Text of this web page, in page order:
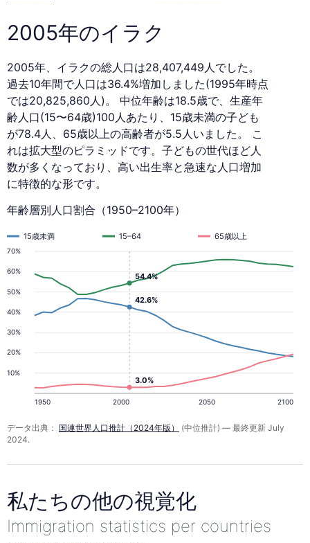
2005年のイラク
2005年、イラクの総人口は28,407,449人でした。
過去10年間で人口は36.4%増加しました(1995年時点
では20,825,860人)。 中位年齢は18.5歳で、生産年
齢人口(15〜64歳)100人あたり、15歳未満の子ども
が78.4人、65歳以上の高齢者が5.5人いました。 こ
れは拡大型のピラミッドです。子どもの世代ほど人
数が多くなっており、高い出生率と急速な人口増加
に特徴的な形です。
年齢層別人口割合（1950–2100年）
10%
20%
30%
40%
50%
60%
70%
1950 2000 2050 2100
15歳未満 15–64 65歳以上
42.6%
3.0%
54.4%
データ出典： 国連世界人口推計（2024年版）
(中位推計) — 最終更新 July
2024.
私たちの他の視覚化
Immigration statistics per countries